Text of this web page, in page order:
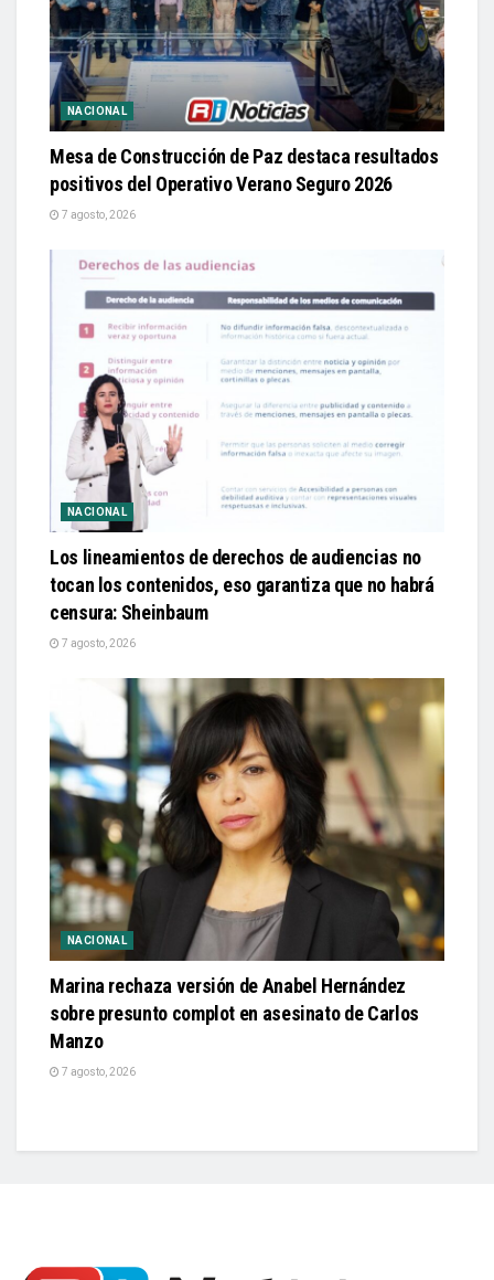
NACIONAL
Mesa de Construcción de Paz destaca resultados
positivos del Operativo Verano Seguro 2026
7 agosto, 2026
NACIONAL
Los lineamientos de derechos de audiencias no
tocan los contenidos, eso garantiza que no habrá
censura: Sheinbaum
7 agosto, 2026
NACIONAL
Marina rechaza versión de Anabel Hernández
sobre presunto complot en asesinato de Carlos
Manzo
7 agosto, 2026